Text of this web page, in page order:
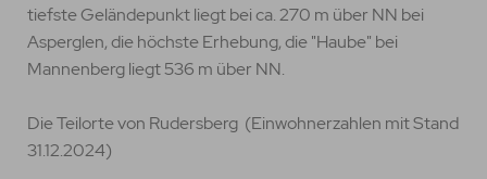
tiefste Geländepunkt liegt bei ca. 270 m über NN bei
Asperglen, die höchste Erhebung, die "Haube" bei
Mannenberg liegt 536 m über NN.
Die Teilorte von Rudersberg (Einwohnerzahlen mit Stand
31.12.2024)